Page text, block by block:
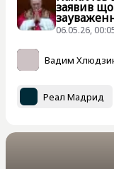
заявив
06.05.26,
Вадим
Реал Мадрид